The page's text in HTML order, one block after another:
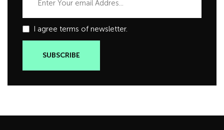
I agree terms of newsletter.